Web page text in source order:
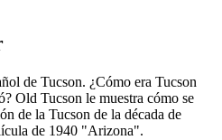
de Tucson. ¿Cómo era Tucson
Old Tucson le muestra cómo se
de la Tucson de la década de
de 1940 "Arizona".